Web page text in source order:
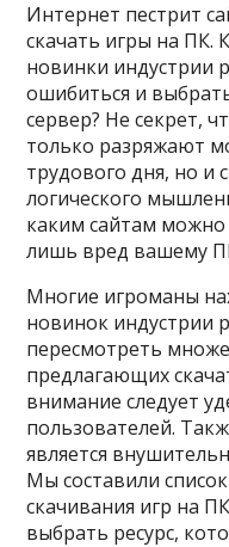
Интернет пестрит
скачать игры на ПК.
новинки индустрии
ошибиться и
сервер? Не секрет,
только разряжают
трудового дня, но и
логического
каким сайтам можно
лишь вред вашему
Многие игроманы
новинок индустрии
пересмотреть
предлагающих
внимание следует
пользователей.
является
Мы составили
скачивания игр на
выбрать ресурс,